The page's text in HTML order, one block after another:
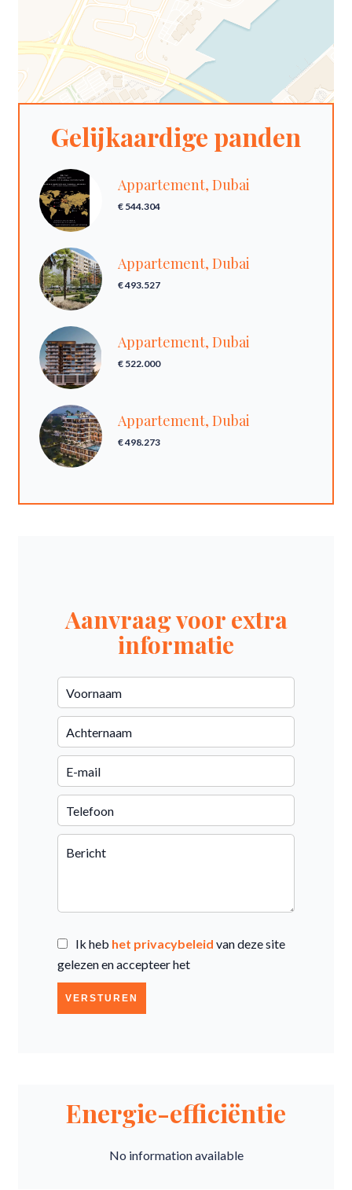
Gelijkaardige panden
Appartement, Dubai
€ 544.304
Appartement, Dubai
€ 493.527
Appartement, Dubai
€ 522.000
Appartement, Dubai
€ 498.273
Aanvraag voor extra
informatie
Ik heb het privacybeleid van deze site
gelezen en accepteer het
VERSTUREN
Energie-efficiëntie
No information available